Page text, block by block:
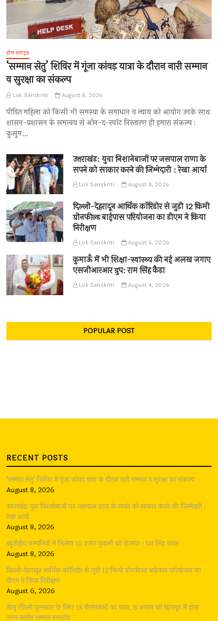
होम स्लाइड
‘सम्मान सेतु’ शिविर में गूंजा कांवड़ यात्रा के दौरान नारी सम्मान
व सुरक्षा का संकल्प
Lok Sanskriti August 8, 2026
पीड़ित महिला को किसी भी समस्या के समाधान व न्याय को आयोग उनके साथ
शासन-प्रशासन के समन्वय से ऑन-द-स्पॉट निस्तारण ही हमारा संकल्प :
कुसुम…
उत्तराखंड: युवा निशानेबाजों पर जसपाल राणा के
सपने को साकार करने की जिम्मेदारी : रेखा आर्या
Lok Sanskriti August 8, 2026
दिल्ली-देहरादून आर्थिक कॉरिडोर से जुड़ी 12 किमी
ग्रीनफील्ड बाईपास परियोजना का डीएम ने किया
निरीक्षण
Lok Sanskriti August 6, 2026
कुमाऊँ में भी शिक्षा-स्वास्थ्य की नई अलख जगाए
एसजीआरआर ग्रुप: राम सिंह कैड़ा
Lok Sanskriti August 4, 2026
POPULAR POST
RECENT POSTS
‘सम्मान सेतु’ शिविर में गूंजा कांवड़ यात्रा के दौरान नारी सम्मान व सुरक्षा का संकल्प
August 8, 2026
उत्तराखंड: युवा निशानेबाजों पर जसपाल राणा के सपने को साकार करने की जिम्मेदारी :
रेखा आर्या
August 8, 2026
बहुर्राष्ट्रीय कम्पनियों में मिलेगा 10 हजार युवाओं को रोजगार : धन सिंह रावत
August 8, 2026
दिल्ली-देहरादून आर्थिक कॉरिडोर से जुड़ी 12 किमी ग्रीनफील्ड बाईपास परियोजना का
डीएम ने किया निरीक्षण
August 6, 2026
तीलू रौतेली पुरस्कार के लिए 13 वीरांगनाओं का चयन, 8 अगस्त को देहरादून में होगा
राज्य स्तरीय सम्मान समारोह